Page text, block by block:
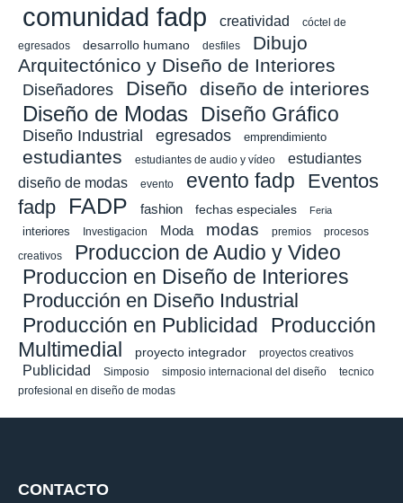
comunidad fadp creatividad
cóctel de
egresados
desarrollo humano desfiles
Dibujo
Arquitectónico y Diseño de Interiores
Diseñadores Diseño diseño de interiores
Diseño de Modas Diseño Gráfico
Diseño Industrial egresados emprendimiento
estudiantes estudiantes de audio y vídeo
estudiantes
diseño de modas
evento evento fadp
Eventos
fadp
FADP fashion fechas especiales Feria
interiores Investigacion Moda modas premios procesos
creativos Produccion de Audio y Video
Produccion en Diseño de Interiores
Producción en Diseño Industrial
Producción en Publicidad
Producción
Multimedial
proyecto integrador proyectos creativos
Publicidad Simposio simposio internacional del diseño
tecnico
profesional en diseño de modas
CONTACTO